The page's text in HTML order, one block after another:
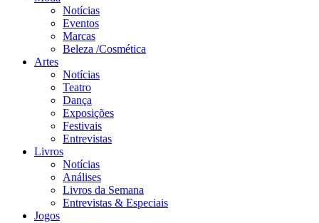
Notícias
Eventos
Marcas
Beleza /Cosmética
Artes
Notícias
Teatro
Dança
Exposições
Festivais
Entrevistas
Livros
Notícias
Análises
Livros da Semana
Entrevistas & Especiais
Jogos